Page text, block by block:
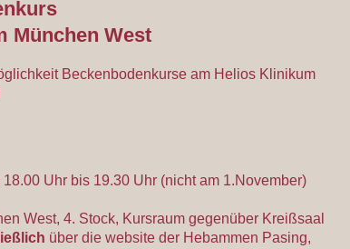
München West
Beckenbodenkurse am Helios Klinikum
Uhr bis 19.30 Uhr (nicht am 1.November)
West, 4. Stock, Kursraum gegenüber Kreißsaal
über die website der Hebammen Pasing,